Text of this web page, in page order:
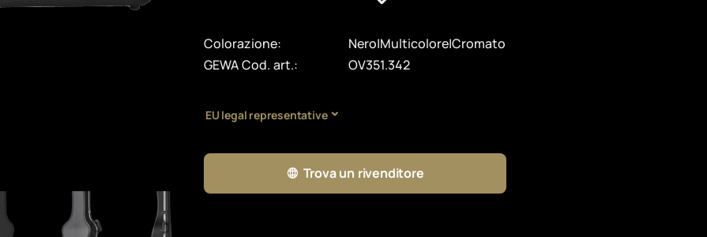
Colorazione:
Nero|Multicolore|Cromato
GEWA Cod. art.:
OV351.342
EU legal representative
Trova un rivenditore